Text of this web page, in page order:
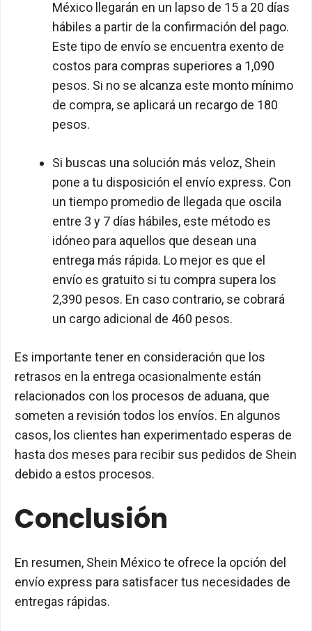
México llegarán en un lapso de 15 a 20 días
hábiles a partir de la confirmación del pago.
Este tipo de envío se encuentra exento de
costos para compras superiores a 1,090
pesos. Si no se alcanza este monto mínimo
de compra, se aplicará un recargo de 180
pesos.
Si buscas una solución más veloz, Shein
pone a tu disposición el envío express. Con
un tiempo promedio de llegada que oscila
entre 3 y 7 días hábiles, este método es
idóneo para aquellos que desean una
entrega más rápida. Lo mejor es que el
envío es gratuito si tu compra supera los
2,390 pesos. En caso contrario, se cobrará
un cargo adicional de 460 pesos.
Es importante tener en consideración que los
retrasos en la entrega ocasionalmente están
relacionados con los procesos de aduana, que
someten a revisión todos los envíos. En algunos
casos, los clientes han experimentado esperas de
hasta dos meses para recibir sus pedidos de Shein
debido a estos procesos.
Conclusión
En resumen, Shein México te ofrece la opción del
envío express para satisfacer tus necesidades de
entregas rápidas.